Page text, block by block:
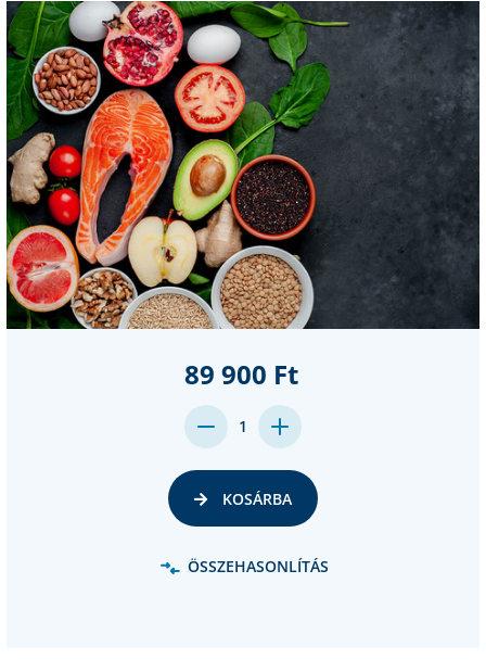
Current
Stock:
89 900 Ft
DECREASE
QUANTITY:
1
INCREASE
QUANTITY:
KOSÁRBA
ÖSSZEHASONLÍTÁS